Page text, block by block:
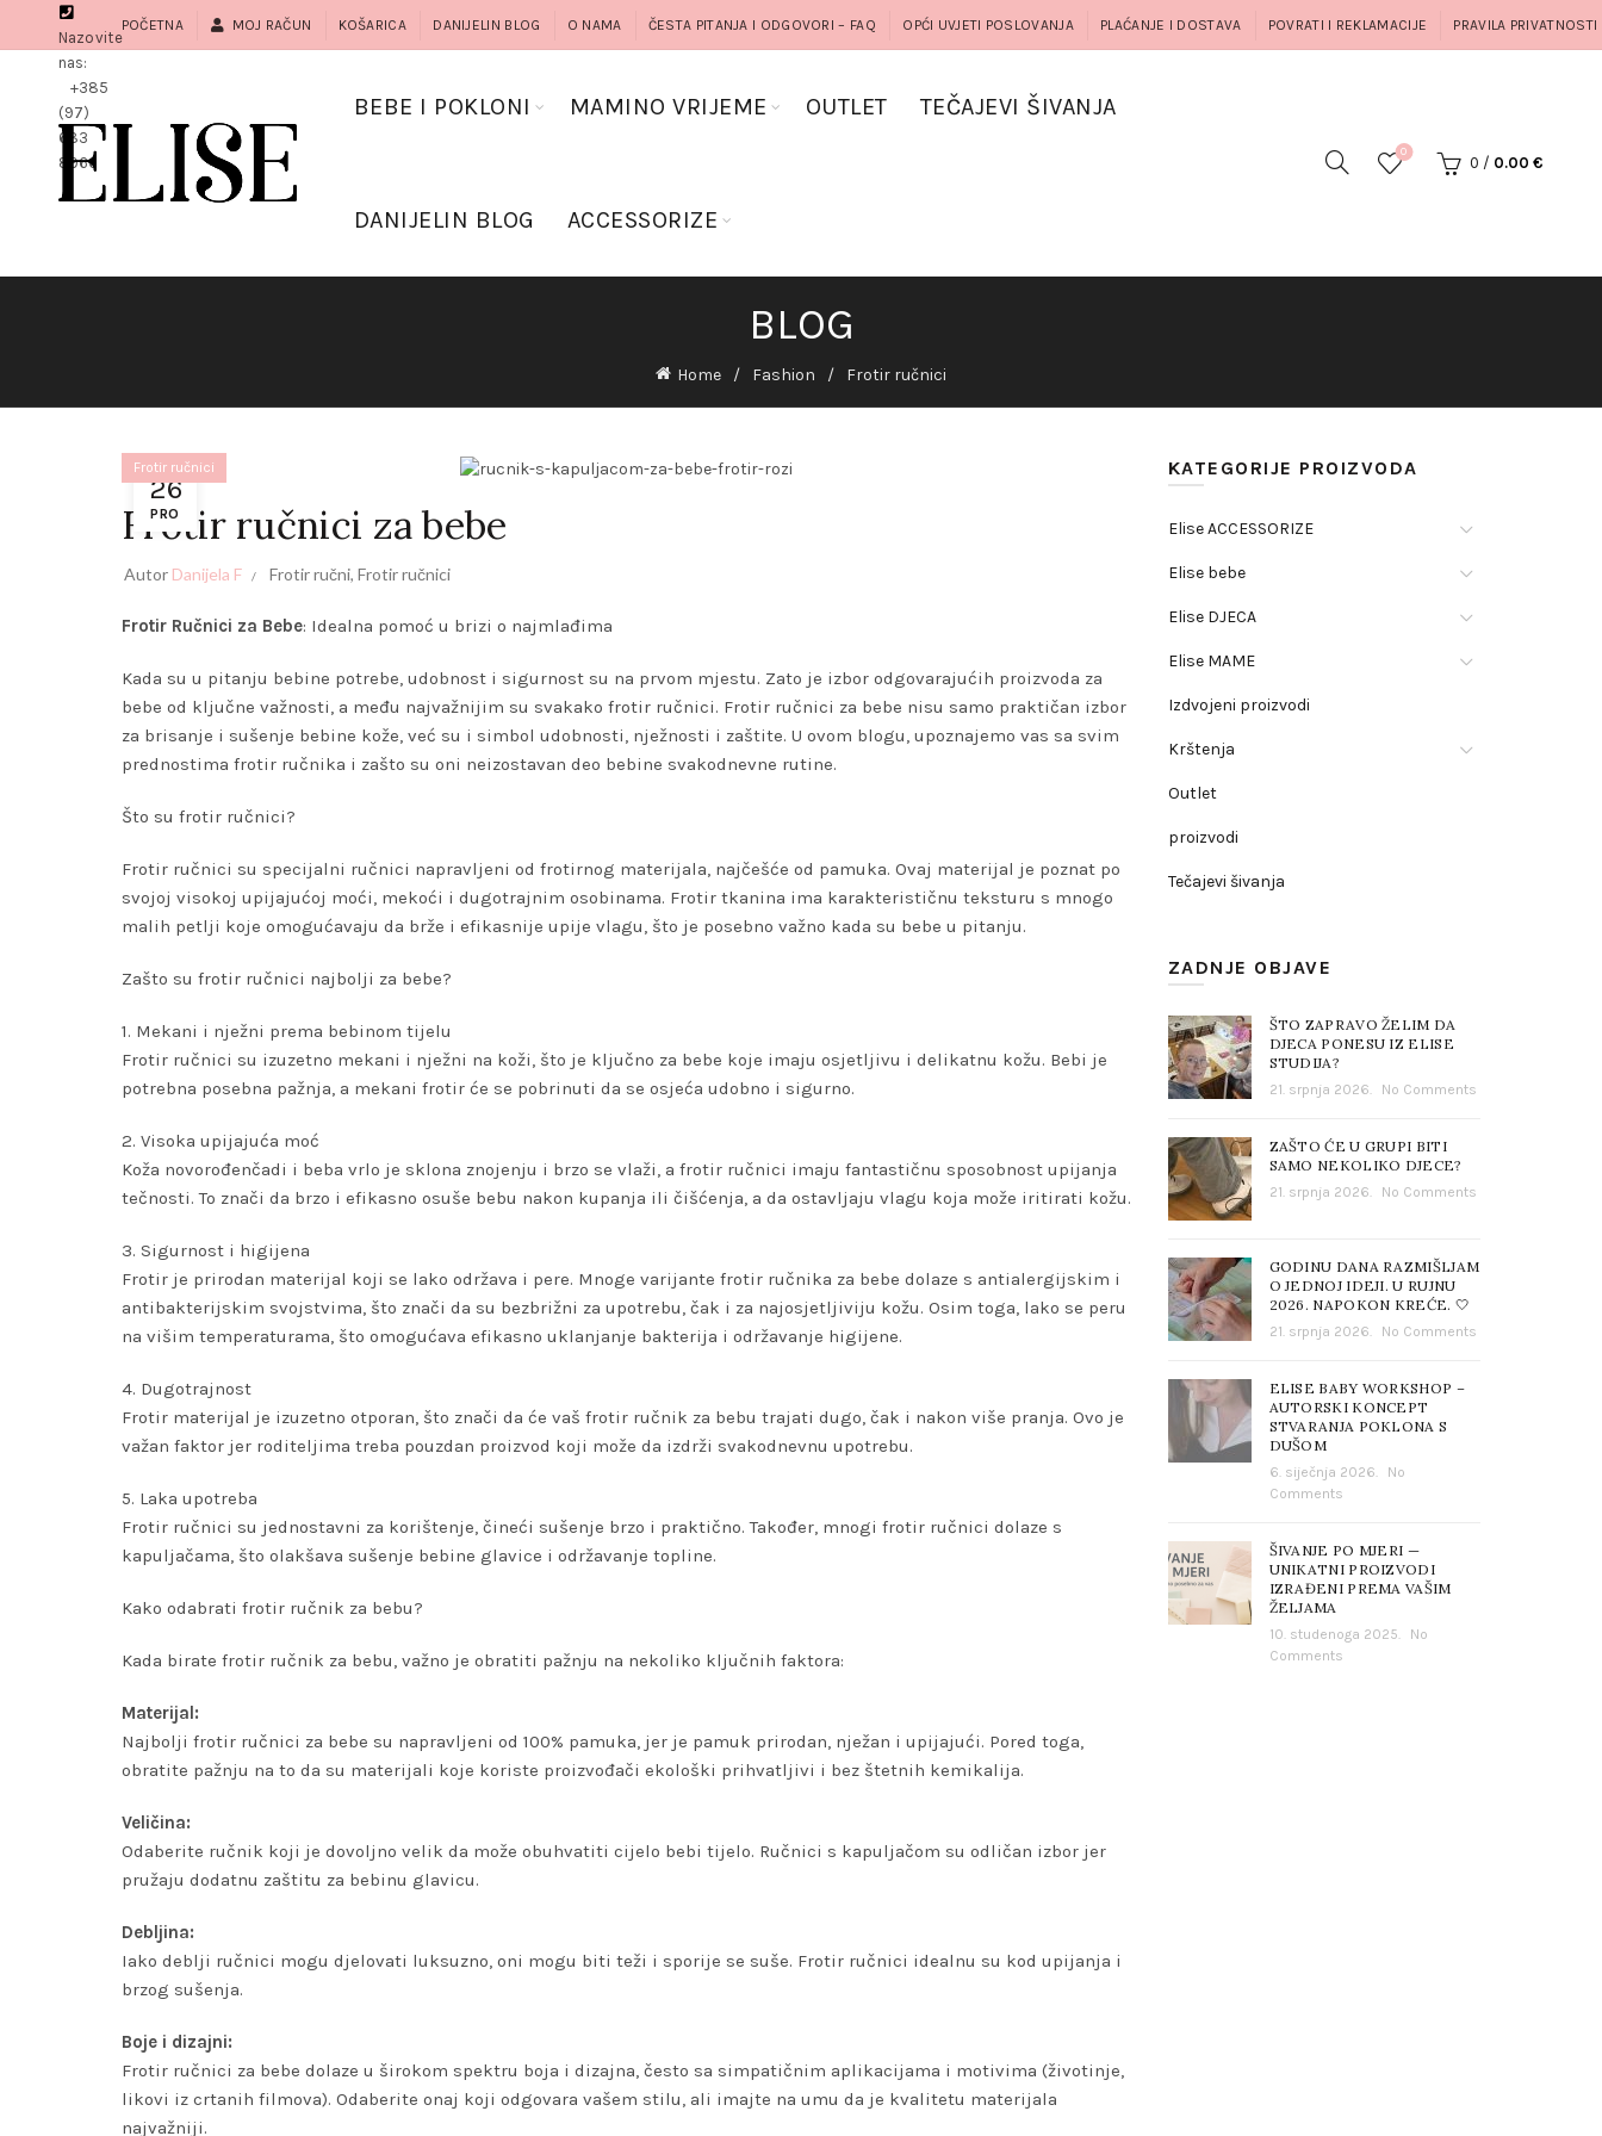
Nazovite
nas:
+385
(97)
683
8966
POČETNA MOJ RAČUN KOŠARICA DANIJELIN BLOG O NAMA ČESTA PITANJA I ODGOVORI – FAQ OPĆI UVJETI POSLOVANJA PLAĆANJE I DOSTAVA POVRATI I REKLAMACIJE PRAVILA PRIVATNOSTI
BEBE I POKLONI MAMINO VRIJEME OUTLET TEČAJEVI ŠIVANJA
DANIJELIN BLOG ACCESSORIZE
0
0 / 0.00 €
BLOG
Home Fashion Frotir ručnici
26
PRO
Frotir ručnici
Frotir ručnici za bebe
Autor Danijela F Frotir ručni, Frotir ručnici
Frotir Ručnici za Bebe: Idealna pomoć u brizi o najmlađima
Kada su u pitanju bebine potrebe, udobnost i sigurnost su na prvom mjestu. Zato je izbor odgovarajućih proizvoda za
bebe od ključne važnosti, a među najvažnijim su svakako frotir ručnici. Frotir ručnici za bebe nisu samo praktičan izbor
za brisanje i sušenje bebine kože, već su i simbol udobnosti, nježnosti i zaštite. U ovom blogu, upoznajemo vas sa svim
prednostima frotir ručnika i zašto su oni neizostavan deo bebine svakodnevne rutine.
Što su frotir ručnici?
Frotir ručnici su specijalni ručnici napravljeni od frotirnog materijala, najčešće od pamuka. Ovaj materijal je poznat po
svojoj visokoj upijajućoj moći, mekoći i dugotrajnim osobinama. Frotir tkanina ima karakterističnu teksturu s mnogo
malih petlji koje omogućavaju da brže i efikasnije upije vlagu, što je posebno važno kada su bebe u pitanju.
Zašto su frotir ručnici najbolji za bebe?
1. Mekani i nježni prema bebinom tijelu
Frotir ručnici su izuzetno mekani i nježni na koži, što je ključno za bebe koje imaju osjetljivu i delikatnu kožu. Bebi je
potrebna posebna pažnja, a mekani frotir će se pobrinuti da se osjeća udobno i sigurno.
2. Visoka upijajuća moć
Koža novorođenčadi i beba vrlo je sklona znojenju i brzo se vlaži, a frotir ručnici imaju fantastičnu sposobnost upijanja
tečnosti. To znači da brzo i efikasno osuše bebu nakon kupanja ili čišćenja, a da ostavljaju vlagu koja može iritirati kožu.
3. Sigurnost i higijena
Frotir je prirodan materijal koji se lako održava i pere. Mnoge varijante frotir ručnika za bebe dolaze s antialergijskim i
antibakterijskim svojstvima, što znači da su bezbrižni za upotrebu, čak i za najosjetljiviju kožu. Osim toga, lako se peru
na višim temperaturama, što omogućava efikasno uklanjanje bakterija i održavanje higijene.
4. Dugotrajnost
Frotir materijal je izuzetno otporan, što znači da će vaš frotir ručnik za bebu trajati dugo, čak i nakon više pranja. Ovo je
važan faktor jer roditeljima treba pouzdan proizvod koji može da izdrži svakodnevnu upotrebu.
5. Laka upotreba
Frotir ručnici su jednostavni za korištenje, čineći sušenje brzo i praktično. Također, mnogi frotir ručnici dolaze s
kapuljačama, što olakšava sušenje bebine glavice i održavanje topline.
Kako odabrati frotir ručnik za bebu?
Kada birate frotir ručnik za bebu, važno je obratiti pažnju na nekoliko ključnih faktora:
Materijal:
Najbolji frotir ručnici za bebe su napravljeni od 100% pamuka, jer je pamuk prirodan, nježan i upijajući. Pored toga,
obratite pažnju na to da su materijali koje koriste proizvođači ekološki prihvatljivi i bez štetnih kemikalija.
Veličina:
Odaberite ručnik koji je dovoljno velik da može obuhvatiti cijelo bebi tijelo. Ručnici s kapuljačom su odličan izbor jer
pružaju dodatnu zaštitu za bebinu glavicu.
Debljina:
Iako deblji ručnici mogu djelovati luksuzno, oni mogu biti teži i sporije se suše. Frotir ručnici idealnu su kod upijanja i
brzog sušenja.
Boje i dizajni:
Frotir ručnici za bebe dolaze u širokom spektru boja i dizajna, često sa simpatičnim aplikacijama i motivima (životinje,
likovi iz crtanih filmova). Odaberite onaj koji odgovara vašem stilu, ali imajte na umu da je kvalitetu materijala
najvažniji.
KATEGORIJE PROIZVODA
Elise ACCESSORIZE
Elise bebe
Elise DJECA
Elise MAME
Izdvojeni proizvodi
Krštenja
Outlet
proizvodi
Tečajevi šivanja
ZADNJE OBJAVE
ŠTO ZAPRAVO ŽELIM DA
DJECA PONESU IZ ELISE
STUDIJA?
21. srpnja 2026. No Comments
ZAŠTO ĆE U GRUPI BITI
SAMO NEKOLIKO DJECE?
21. srpnja 2026. No Comments
GODINU DANA RAZMIŠLJAM
O JEDNOJ IDEJI. U RUJNU
2026. NAPOKON KREĆE. 🤍
21. srpnja 2026. No Comments
ELISE BABY WORKSHOP –
AUTORSKI KONCEPT
STVARANJA POKLONA S
DUŠOM
6. siječnja 2026.
No
Comments
ŠIVANJE PO MJERI —
UNIKATNI PROIZVODI
IZRAĐENI PREMA VAŠIM
ŽELJAMA
10. studenoga 2025.
No
Comments